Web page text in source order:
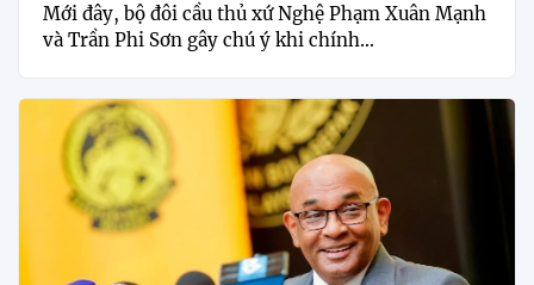
Mới đây, bộ đôi cầu thủ xứ Nghệ Phạm Xuân Mạnh
và Trần Phi Sơn gây chú ý khi chính...